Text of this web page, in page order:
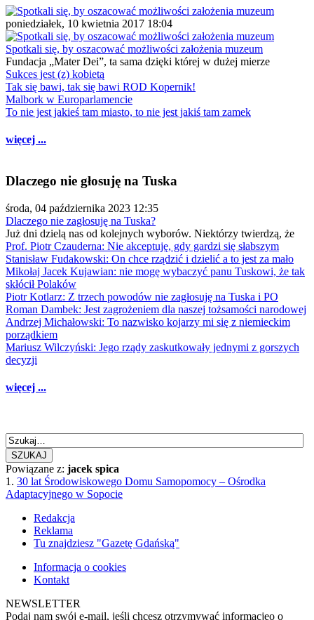
poniedziałek, 10 kwietnia 2017 18:04
Spotkali się, by oszacować możliwości założenia muzeum
Fundacja „Mater Dei”, ta sama dzięki której w dużej mierze
Sukces jest (z) kobietą
Tak się bawi, tak się bawi ROD Kopernik!
Malbork w Europarlamencie
To nie jest jakieś tam miasto, to nie jest jakiś tam zamek
więcej ...
Dlaczego nie głosuję na Tuska
środa, 04 października 2023 12:35
Dlaczego nie zagłosuję na Tuska?
Już dni dzielą nas od kolejnych wyborów. Niektórzy twierdzą, że
Prof. Piotr Czauderna: Nie akceptuję, gdy gardzi się słabszym
Stanisław Fudakowski: On chce rządzić i dzielić a to jest za mało
Mikołaj Jacek Kujawian: nie mogę wybaczyć panu Tuskowi, że tak
skłócił Polaków
Piotr Kotlarz: Z trzech powodów nie zagłosuję na Tuska i PO
Roman Dambek: Jest zagrożeniem dla naszej tożsamości narodowej
Andrzej Michałowski: To nazwisko kojarzy mi się z niemieckim
porządkiem
Mariusz Wilczyński: Jego rządy zaskutkowały jednymi z gorszych
decyzji
więcej ...
SZUKAJ
Powiązane z: jacek spica
1. 30 lat Środowiskowego Domu Samopomocy – Ośrodka
Adaptacyjnego w Sopocie
Redakcja
Reklama
Tu znajdziesz "Gazetę Gdańską"
Informacja o cookies
Kontakt
NEWSLETTER
Podaj nam swój e-mail, jeśli chcesz otrzymywać informacjęo o